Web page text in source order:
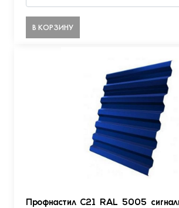
В КОРЗИНУ
Профнастил С21 RAL 5005